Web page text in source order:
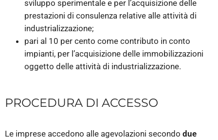
sviluppo sperimentale e per l’acquisizione delle
prestazioni di consulenza relative alle attività di
industrializzazione;
pari al 10 per cento come contributo in conto
impianti, per l’acquisizione delle immobilizzazioni
oggetto delle attività di industrializzazione.
PROCEDURA DI ACCESSO
Le imprese accedono alle agevolazioni secondo due